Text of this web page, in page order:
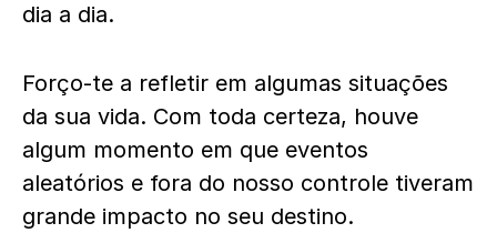
dia a dia.
Forço-te a refletir em algumas situações
da sua vida. Com toda certeza, houve
algum momento em que eventos
aleatórios e fora do nosso controle tiveram
grande impacto no seu destino.